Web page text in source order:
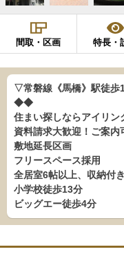
間取・区画 特長・
▽常磐線《馬橋》駅徒歩
◆◆
住まい探しならアイリン
資料請求大歓迎！ご案内
敷地延長区画
フリースペース採用
全居室6帖以上、収納付き
小学校徒歩13分
ビッグエー徒歩4分